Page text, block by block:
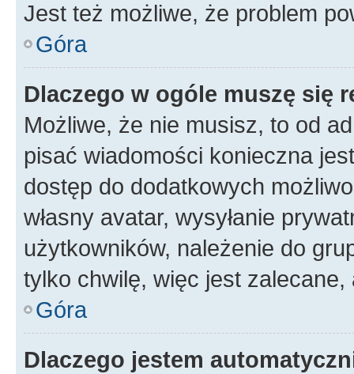
Jest też możliwe, że problem
Góra
Dlaczego w ogóle muszę się
Możliwe, że nie musisz, to od
pisać wiadomości konieczna
dostęp do dodatkowych
własny avatar, wysyłanie
użytkowników, należenie do
tylko chwilę, więc jest zalecane,
Góra
Dlaczego jestem